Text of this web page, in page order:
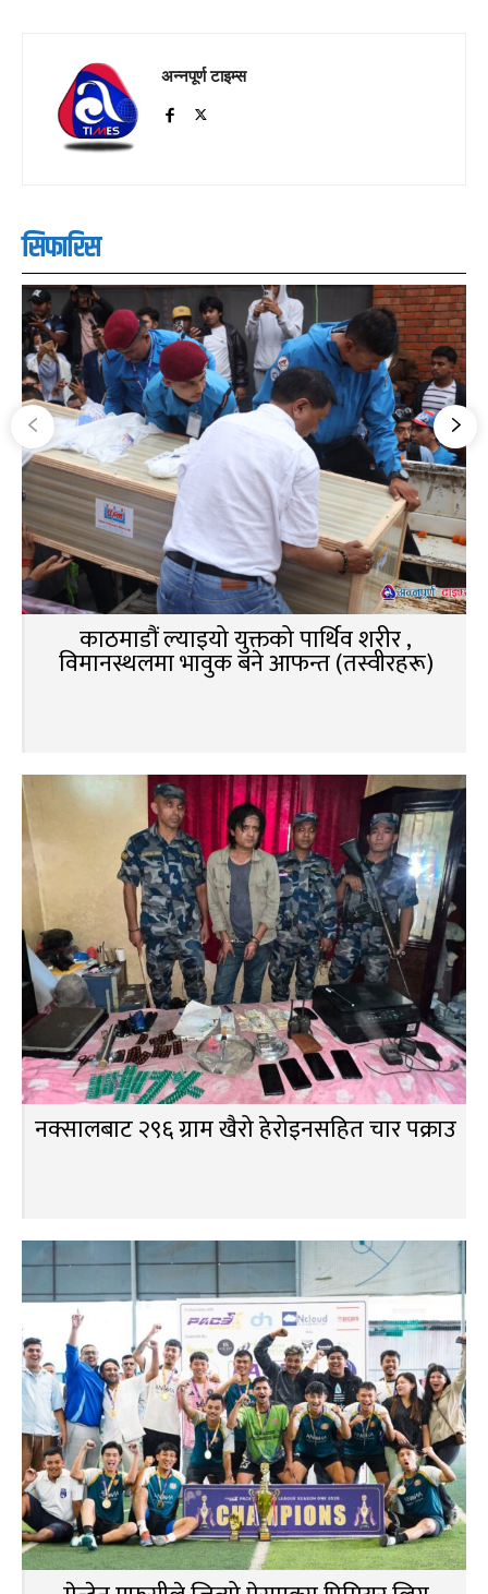
अन्नपूर्ण टाइम्स
सिफारिस
काठमाडौं ल्याइयो युक्तको पार्थिव शरीर ,
विमानस्थलमा भावुक बने आफन्त (तस्वीरहरू)
नक्सालबाट २९६ ग्राम खैरो हेरोइनसहित चार पक्राउ